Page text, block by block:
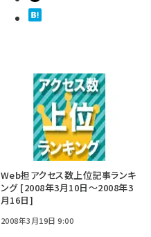
Web担アクセス数上位記事ランキ
ング [2008年3月10日～2008年3
月16日]
2008年3月19日 9:00